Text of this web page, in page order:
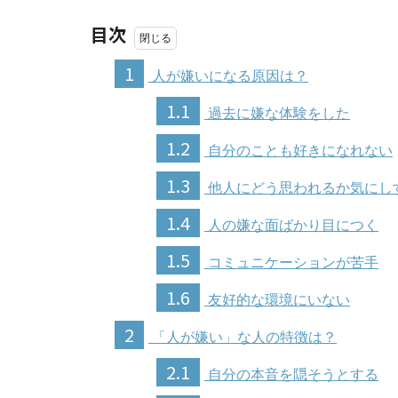
目次
1
人が嫌いになる原因は？
1.1 過去に嫌な体験をした
1.2 自分のことも好きになれない
1.3 他人にどう思われるか気にし
1.4 人の嫌な面ばかり目につく
1.5 コミュニケーションが苦手
1.6 友好的な環境にいない
2 「人が嫌い」な人の特徴は？
2.1 自分の本音を隠そうとする